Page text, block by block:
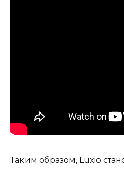
Таким образом, Luxio